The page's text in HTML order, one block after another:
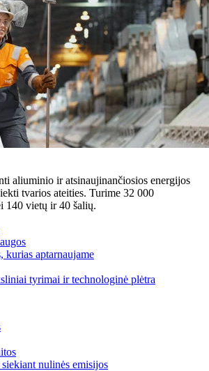
aliuminio ir atsinaujinančiosios energijos
tvarios ateities. Turime 32 000
140 vietų ir 40 šalių.
kurias aptarnaujame
tyrimai ir technologinė plėtra
nulinės emisijos